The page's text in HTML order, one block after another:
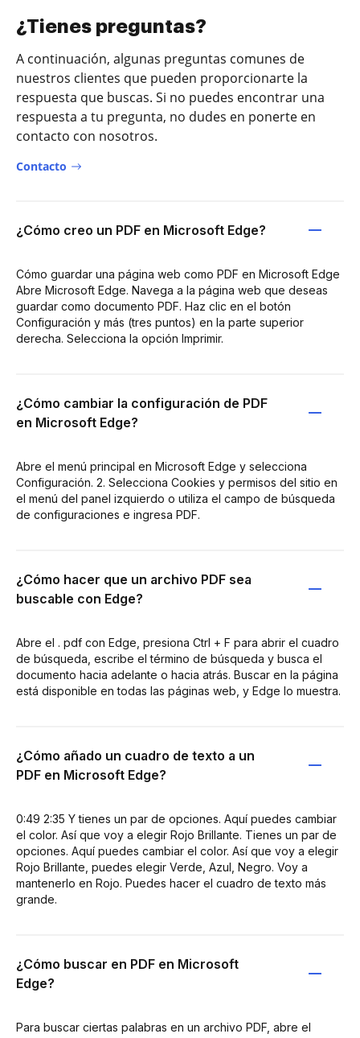
¿Tienes preguntas?
A continuación, algunas preguntas comunes de
nuestros clientes que pueden proporcionarte la
respuesta que buscas. Si no puedes encontrar una
respuesta a tu pregunta, no dudes en ponerte en
contacto con nosotros.
Contacto
¿Cómo creo un PDF en Microsoft Edge?
Cómo guardar una página web como PDF en Microsoft Edge
Abre Microsoft Edge. Navega a la página web que deseas
guardar como documento PDF. Haz clic en el botón
Configuración y más (tres puntos) en la parte superior
derecha. Selecciona la opción Imprimir.
¿Cómo cambiar la configuración de PDF
en Microsoft Edge?
Abre el menú principal en Microsoft Edge y selecciona
Configuración. 2. Selecciona Cookies y permisos del sitio en
el menú del panel izquierdo o utiliza el campo de búsqueda
de configuraciones e ingresa PDF.
¿Cómo hacer que un archivo PDF sea
buscable con Edge?
Abre el . pdf con Edge, presiona Ctrl + F para abrir el cuadro
de búsqueda, escribe el término de búsqueda y busca el
documento hacia adelante o hacia atrás. Buscar en la página
está disponible en todas las páginas web, y Edge lo muestra.
¿Cómo añado un cuadro de texto a un
PDF en Microsoft Edge?
0:49 2:35 Y tienes un par de opciones. Aquí puedes cambiar
el color. Así que voy a elegir Rojo Brillante. Tienes un par de
opciones. Aquí puedes cambiar el color. Así que voy a elegir
Rojo Brillante, puedes elegir Verde, Azul, Negro. Voy a
mantenerlo en Rojo. Puedes hacer el cuadro de texto más
grande.
¿Cómo buscar en PDF en Microsoft
Edge?
Para buscar ciertas palabras en un archivo PDF, abre el